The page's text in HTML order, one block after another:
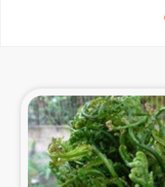
緊急救
東ティモール
大雨による洪
カカオ生産